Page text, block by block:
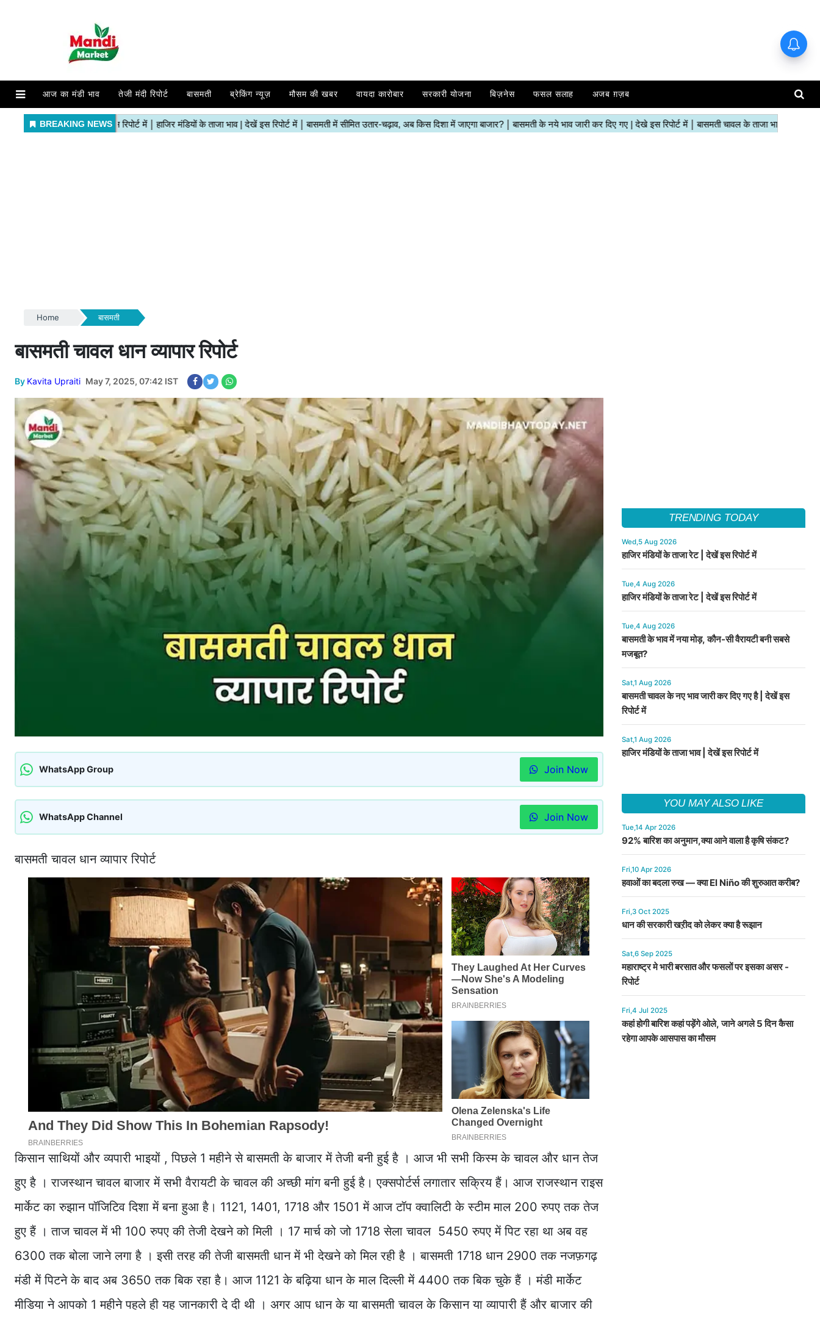
आज का मंडी भाव तेजी मंदी रिपोर्ट बासमती ब्रेकिंग न्यूज़ मौसम की खबर वायदा कारोबार सरकारी योजना बिज़नेस फसल सलाह अजब ग़ज़ब
Home बासमती
बासमती चावल धान व्यापार रिपोर्ट
By Kavita Upraiti May 7, 2025, 07:42 IST
WhatsApp Group Join Now
WhatsApp Channel Join Now
बासमती चावल धान व्यापार रिपोर्ट
किसान साथियों और व्यपारी भाइयों , पिछले 1 महीने से बासमती के बाजार में तेजी बनी हुई है । आज भी सभी किस्म के चावल और धान तेज
हुए है । राजस्थान चावल बाजार में सभी वैरायटी के चावल की अच्छी मांग बनी हुई है। एक्सपोर्टर्स लगातार सक्रिय हैं। आज राजस्थान राइस
मार्केट का रुझान पॉजिटिव दिशा में बना हुआ है। 1121, 1401, 1718 और 1501 में आज टॉप क्वालिटी के स्टीम माल 200 रुपए तक तेज
हुए हैं । ताज चावल में भी 100 रुपए की तेजी देखने को मिली । 17 मार्च को जो 1718 सेला चावल 5450 रुपए में पिट रहा था अब वह
6300 तक बोला जाने लगा है । इसी तरह की तेजी बासमती धान में भी देखने को मिल रही है । बासमती 1718 धान 2900 तक नजफ़गढ़
मंडी में पिटने के बाद अब 3650 तक बिक रहा है। आज 1121 के बढ़िया धान के माल दिल्ली में 4400 तक बिक चुके हैं । मंडी मार्केट
मीडिया ने आपको 1 महीने पहले ही यह जानकारी दे दी थी । अगर आप धान के या बासमती चावल के किसान या व्यापारी हैं और बाजार की
TRENDING TODAY
Wed,5 Aug 2026
हाजिर मंडियों के ताजा रेट | देखें इस रिपोर्ट में
Tue,4 Aug 2026
हाजिर मंडियों के ताजा रेट | देखें इस रिपोर्ट में
Tue,4 Aug 2026
बासमती के भाव में नया मोड़, कौन-सी वैरायटी बनी सबसे
मजबूत?
Sat,1 Aug 2026
बासमती चावल के नए भाव जारी कर दिए गए है | देखें इस
रिपोर्ट में
Sat,1 Aug 2026
हाजिर मंडियों के ताजा भाव | देखें इस रिपोर्ट में
YOU MAY ALSO LIKE
Tue,14 Apr 2026
92% बारिश का अनुमान,क्या आने वाला है कृषि संकट?
Fri,10 Apr 2026
हवाओं का बदला रुख — क्या El Niño की शुरुआत करीब?
Fri,3 Oct 2025
धान की सरकारी खऱीद को लेकर क्या है रूझान
Sat,6 Sep 2025
महाराष्ट्र मे भारी बरसात और फसलों पर इसका असर -
रिपोर्ट
Fri,4 Jul 2025
कहां होगी बारिश कहां पड़ेंगे ओले, जाने अगले 5 दिन कैसा
रहेगा आपके आसपास का मौसम